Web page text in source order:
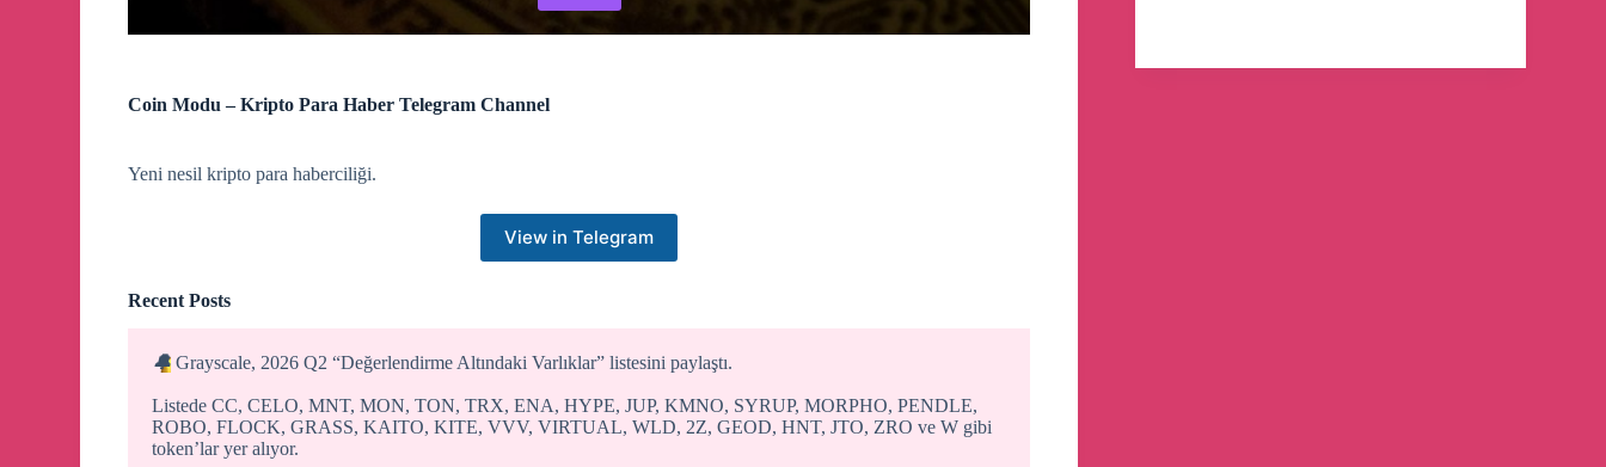
Coin Modu – Kripto Para Haber Telegram Channel
Yeni nesil kripto para haberciliği.
View in Telegram
Recent Posts
🔔 Grayscale, 2026 Q2 “Değerlendirme Altındaki Varlıklar” listesini paylaştı.
Listede CC, CELO, MNT, MON, TON, TRX, ENA, HYPE, JUP, KMNO, SYRUP, MORPHO, PENDLE,
ROBO, FLOCK, GRASS, KAITO, KITE, VVV, VIRTUAL, WLD, 2Z, GEOD, HNT, JTO, ZRO ve W gibi
token’lar yer alıyor.